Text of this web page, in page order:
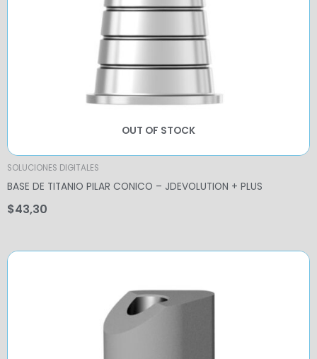
OUT OF STOCK
SOLUCIONES DIGITALES
BASE DE TITANIO PILAR CONICO – JDEVOLUTION + PLUS
$43,30